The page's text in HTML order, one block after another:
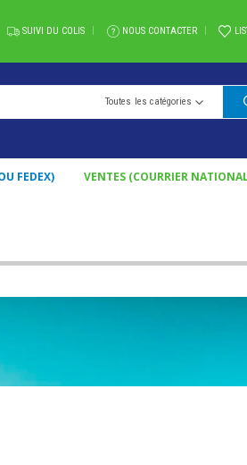
SUIVI DU COLIS NOUS CONTACTER
Toutes les catégories
FEDEX) VENTES (COURRIER